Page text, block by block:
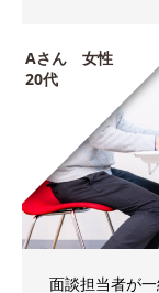
Aさん 女性
20代
面談担当者が